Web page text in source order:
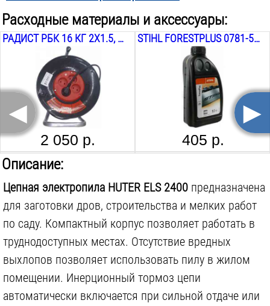
Ширина паза шины:
1.3мм
Количество звеньев цепи:
63шт.
Регулируемый маслонасос:
Ручной натяжитель цепи:
Вес инструмента:
кг
Расходные материалы и аксессуары:
РАДИСТ РБК 16 КГ 2Х1.5, 20М
2 050 р.
STIHL FORESTPLUS 0781-516-6001, 1Л
405 р.
2 790 р. 4 990 р.
OREGON PRO-AM 140 SXEA 041, 3/8, 1.3, 35 СМ
◄ ►
Описание:
Цепная электропила HUTER ELS 2400 предназначена
для заготовки дров, строительства и мелких работ
по саду. Компактный корпус позволяет работать в
труднодоступных местах. Отсутствие вредных
выхлопов позволяет использовать пилу в жилом
помещении. Инерционный тормоз цепи
автоматически включается при сильной отдаче или